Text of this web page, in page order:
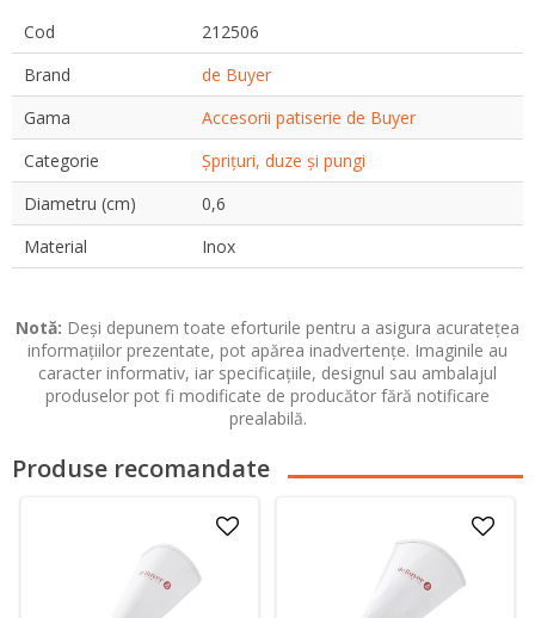
Cod
212506
Brand
de Buyer
Gama
Accesorii patiserie de Buyer
Categorie
Șprițuri, duze și pungi
Diametru (cm)
0,6
Material
Inox
Notă: Deși depunem toate eforturile pentru a asigura acuratețea
informațiilor prezentate, pot apărea inadvertențe. Imaginile au
caracter informativ, iar specificațiile, designul sau ambalajul
produselor pot fi modificate de producător fără notificare
prealabilă.
Produse recomandate